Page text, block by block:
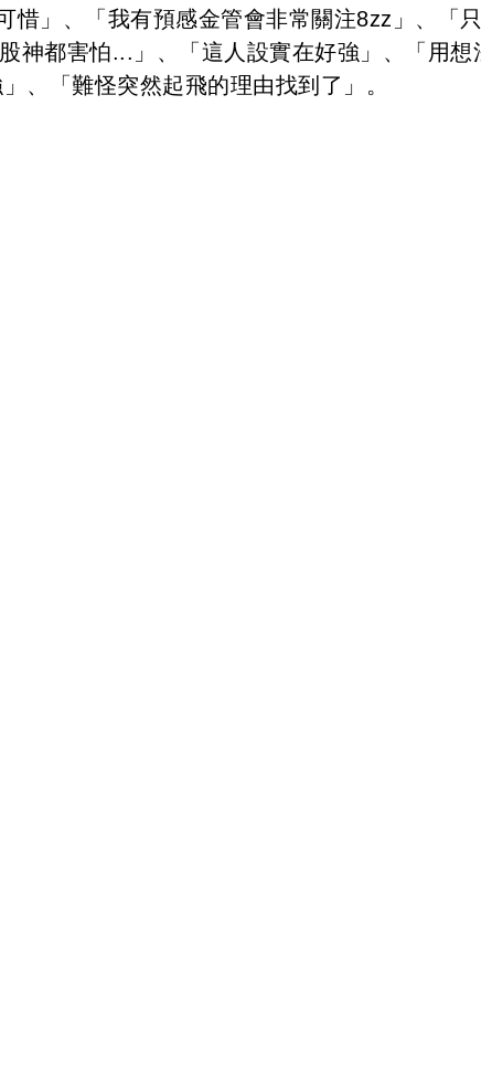
惜」、「我有預感金管會非常關注8zz」、「
神都害怕...」、「這人設實在好強」、「用想
、「難怪突然起飛的理由找到了」。